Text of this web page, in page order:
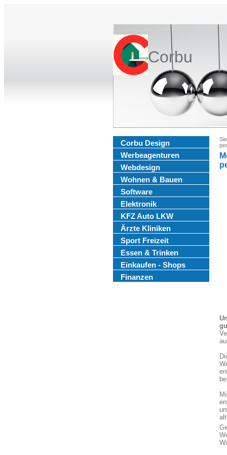
Corbu
Corbu Design
Werbeagenturen
Webdesign
Wohnen & Bauen
Software
Elektronik
KFZ Auto LKW
Ärzte Kliniken
Sport Freizeit
Essen & Trinken
Einkaufen - Shops
Finanzen